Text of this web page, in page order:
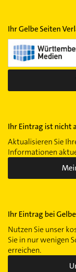
Ihr Gelbe Seiten
Ihr Eintrag ist nicht
Aktualisieren Sie
Informationen
Ihr Eintrag bei
Nutzen Sie unser
Sie in nur wenigen
erreichen.